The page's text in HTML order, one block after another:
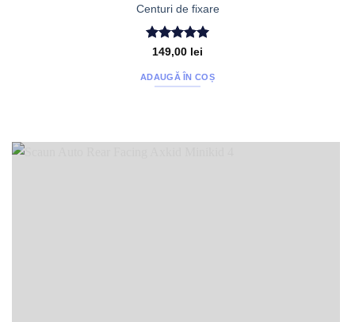
Centuri de fixare
Evaluat la
149,00 lei
ADAUGĂ ÎN COȘ